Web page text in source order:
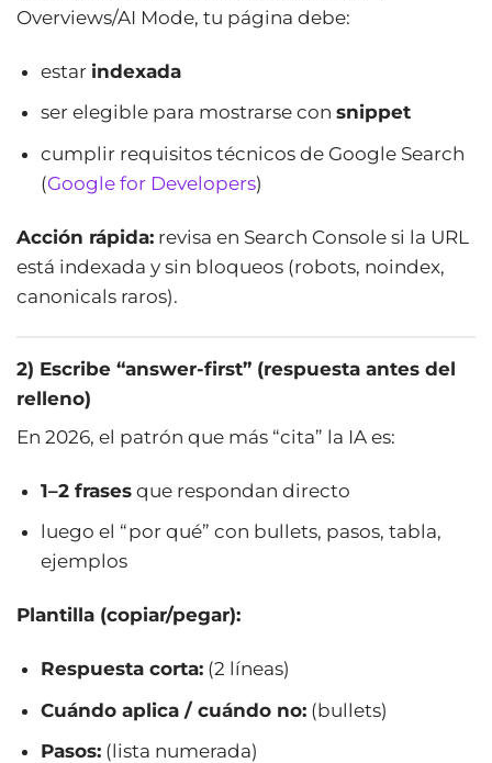
Overviews/AI Mode, tu página debe:
estar indexada
ser elegible para mostrarse consnippet
cumplir requisitos técnicos de Google Search
(Google for Developers)
Acción rápida: revisa en Search Console si la URL
está indexada y sin bloqueos (robots, noindex,
canonicals raros).
2) Escribe “answer-first” (respuesta antes del
relleno)
En 2026, el patrón que más “cita” la IA es:
1–2 frases que respondan directo
luego el “por qué” con bullets, pasos, tabla,
ejemplos
Plantilla (copiar/pegar):
Respuesta corta: (2 líneas)
Cuándo aplica / cuándo no: (bullets)
Pasos: (lista numerada)